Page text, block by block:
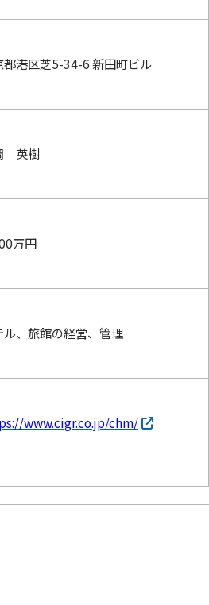
都港区芝5-34-6 新田町ビル
英樹
万円
ル、旅館の経営、管理
www.cigr.co.jp/chm/